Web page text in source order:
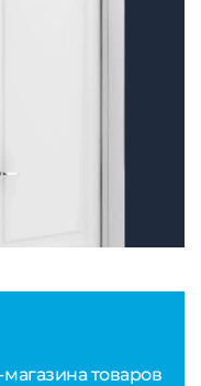
товаров